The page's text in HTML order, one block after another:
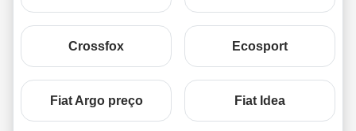
Crossfox Ecosport
Fiat Argo preço Fiat Idea